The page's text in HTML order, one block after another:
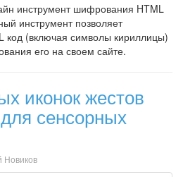
инструмент шифрования HTML
инструмент позволяет
(включая символы кириллицы)
его на своем сайте.
иконок жестов
сенсорных
Новиков